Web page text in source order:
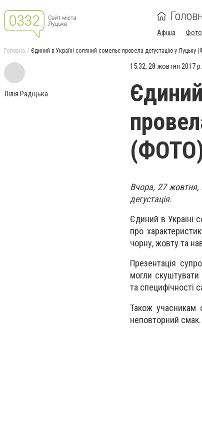
Афіша
Головна Єдиний в Україні соляний сомельє провела дегустацію у Луцьку
Лілія Радіцька
15:32, 28 жовтня 2017 р.
Вчора, 27 жовтня,
дегустація.
Єдиний в Україні
про
чорну, жовту та
Презентація
могли скуштувати
та специфічності
Також учасникам
неповторний смак.